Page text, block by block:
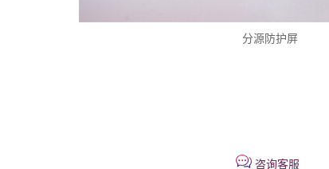
分源防护屏
咨询客服